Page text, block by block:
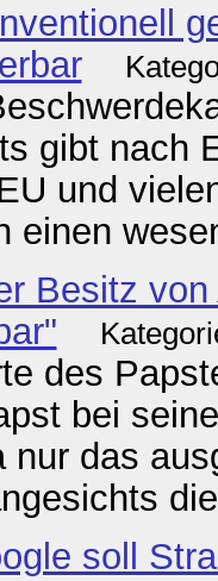
gibt nach
und
einen
Besitz von
des
bei
nur das
soll